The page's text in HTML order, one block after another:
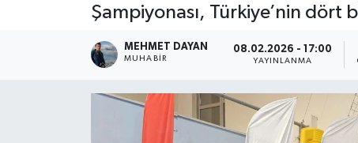
Şampiyonası, Türkiye’nin dört
MEHMET DAYAN
MUHABIR
08.02.2026 - 17:00
YAYINLANMA